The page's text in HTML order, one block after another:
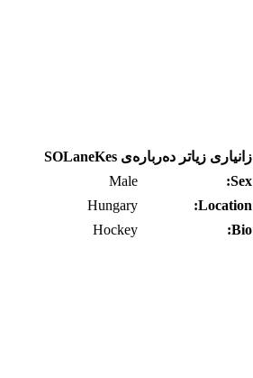
زانیاری زیاتر ده‌رباره‌ی SOLaneKes
Sex:
Male
Location:
Hungary
Bio:
Hockey